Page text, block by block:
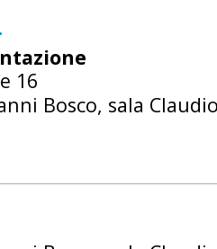
16
Bosco, sala